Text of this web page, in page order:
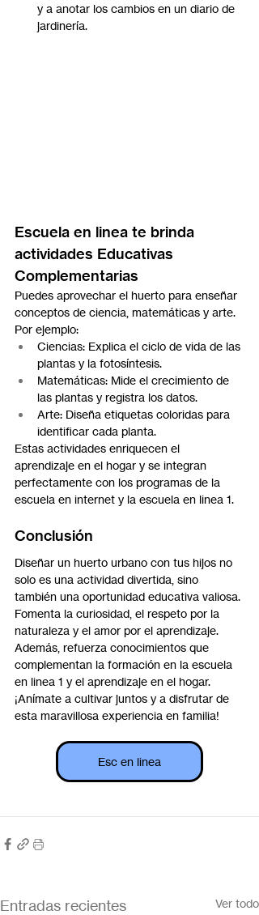
y a anotar los cambios en un diario de
jardinería.
Escuela en linea te brinda
actividades Educativas
Complementarias
Puedes aprovechar el huerto para enseñar
conceptos de ciencia, matemáticas y arte.
Por ejemplo:
Ciencias: Explica el ciclo de vida de las
plantas y la fotosíntesis.
Matemáticas: Mide el crecimiento de
las plantas y registra los datos.
Arte: Diseña etiquetas coloridas para
identificar cada planta.
Estas actividades enriquecen el
aprendizaje en el hogar y se integran
perfectamente con los programas de la
escuela en internet y la escuela en linea 1.
Conclusión
Diseñar un huerto urbano con tus hijos no
solo es una actividad divertida, sino
también una oportunidad educativa valiosa.
Fomenta la curiosidad, el respeto por la
naturaleza y el amor por el aprendizaje.
Además, refuerza conocimientos que
complementan la formación en la escuela
en linea 1 y el aprendizaje en el hogar.
¡Anímate a cultivar juntos y a disfrutar de
esta maravillosa experiencia en familia!
Esc en linea
Entradas recientes Ver todo